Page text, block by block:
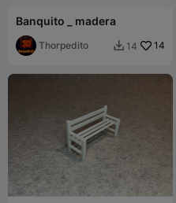
Banquito _ madera
Thorpedito  14 14